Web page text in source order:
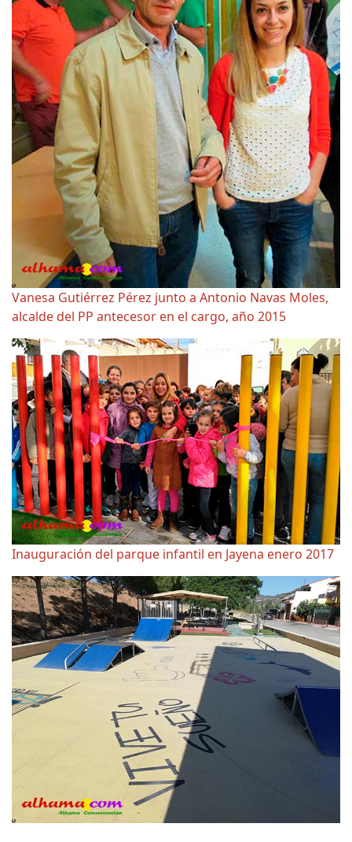
Vanesa Gutiérrez Pérez junto a Antonio Navas Moles,
alcalde del PP antecesor en el cargo, año 2015
Inauguración del parque infantil en Jayena enero 2017